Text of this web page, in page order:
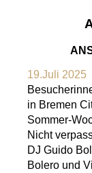
19.Juli 2025
in Bremen
Sommer-
Nicht
DJ Guido
Bolero und